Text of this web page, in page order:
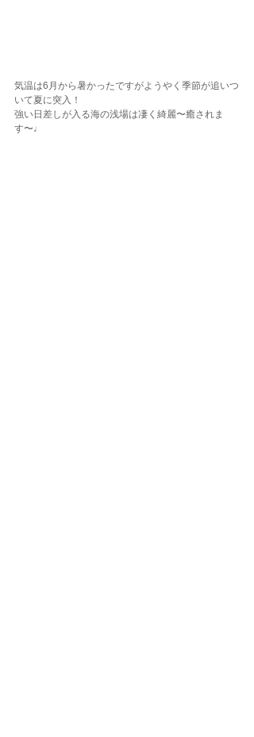
気温は6月から暑かったですがようやく季節が追いつ
いて夏に突入！
強い日差しが入る海の浅場は凄く綺麗〜癒されま
す〜♩